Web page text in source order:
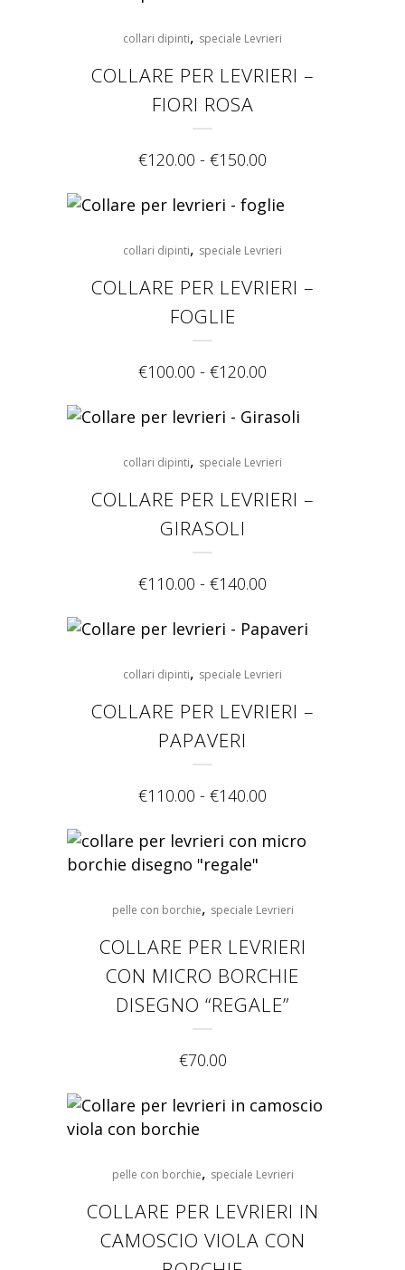
collari dipinti, speciale Levrieri
COLLARE PER LEVRIERI –
FIORI ROSA
€120.00 - €150.00
collari dipinti, speciale Levrieri
COLLARE PER LEVRIERI –
FOGLIE
€100.00 - €120.00
collari dipinti, speciale Levrieri
COLLARE PER LEVRIERI –
GIRASOLI
€110.00 - €140.00
collari dipinti, speciale Levrieri
COLLARE PER LEVRIERI –
PAPAVERI
€110.00 - €140.00
pelle con borchie, speciale Levrieri
COLLARE PER LEVRIERI
CON MICRO BORCHIE
DISEGNO “REGALE”
€70.00
pelle con borchie, speciale Levrieri
COLLARE PER LEVRIERI IN
CAMOSCIO VIOLA CON